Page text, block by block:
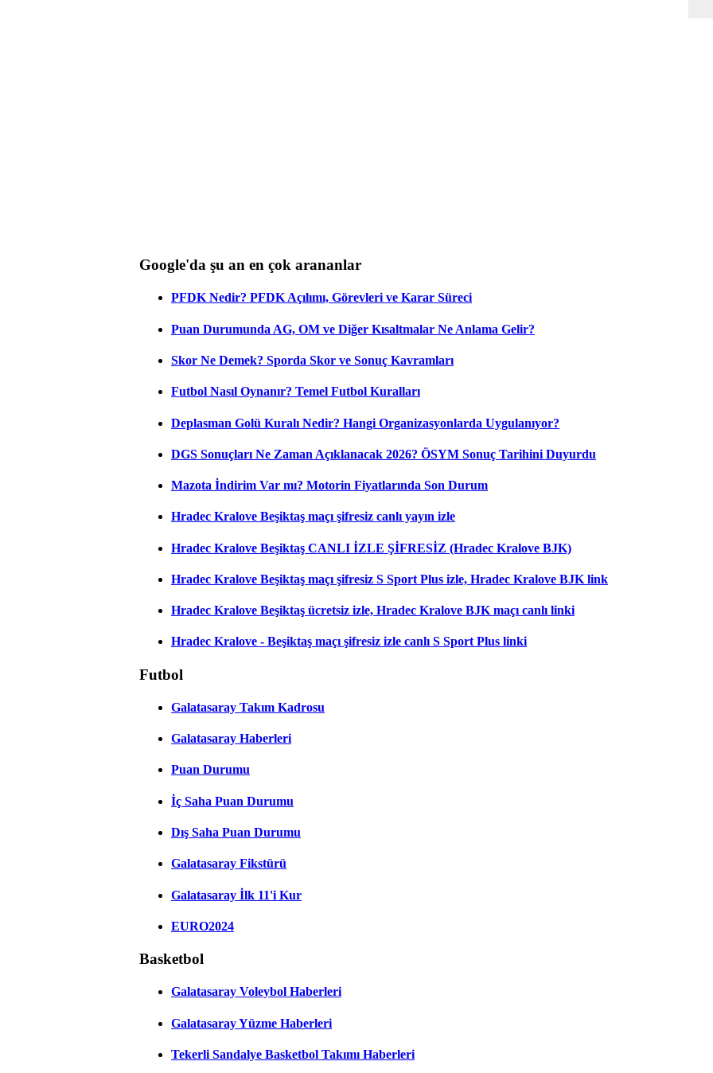
Google'da şu an en çok arananlar
PFDK Nedir? PFDK Açılımı, Görevleri ve Karar Süreci
Puan Durumunda AG, OM ve Diğer Kısaltmalar Ne Anlama Gelir?
Skor Ne Demek? Sporda Skor ve Sonuç Kavramları
Futbol Nasıl Oynanır? Temel Futbol Kuralları
Deplasman Golü Kuralı Nedir? Hangi Organizasyonlarda Uygulanıyor?
DGS Sonuçları Ne Zaman Açıklanacak 2026? ÖSYM Sonuç Tarihini Duyurdu
Mazota İndirim Var mı? Motorin Fiyatlarında Son Durum
Hradec Kralove Beşiktaş maçı şifresiz canlı yayın izle
Hradec Kralove Beşiktaş CANLI İZLE ŞİFRESİZ (Hradec Kralove BJK)
Hradec Kralove Beşiktaş maçı şifresiz S Sport Plus izle, Hradec Kralove BJK link
Hradec Kralove Beşiktaş ücretsiz izle, Hradec Kralove BJK maçı canlı linki
Hradec Kralove - Beşiktaş maçı şifresiz izle canlı S Sport Plus linki
Futbol
Galatasaray Takım Kadrosu
Galatasaray Haberleri
Puan Durumu
İç Saha Puan Durumu
Dış Saha Puan Durumu
Galatasaray Fikstürü
Galatasaray İlk 11'i Kur
EURO2024
Basketbol
Galatasaray Voleybol Haberleri
Galatasaray Yüzme Haberleri
Tekerli Sandalye Basketbol Takımı Haberleri